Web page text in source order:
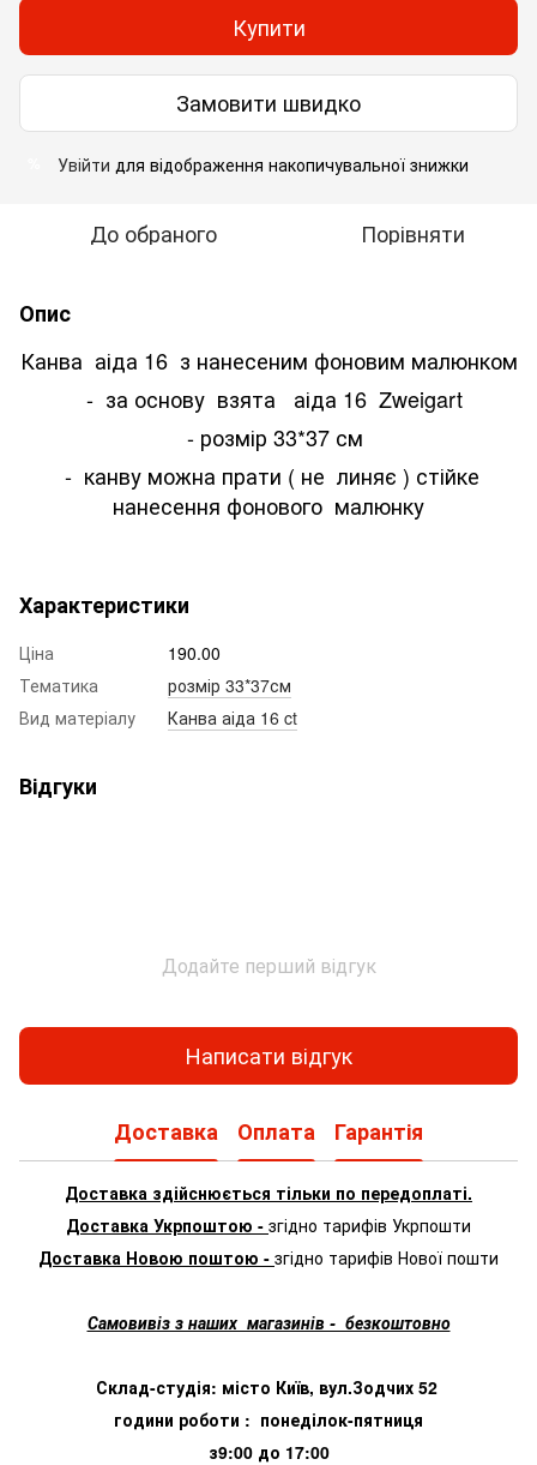
Купити
Замовити швидко
Увійти для відображення накопичувальної знижки
До обраного Порівняти
Опис
Канва аіда 16 з нанесеним фоновим малюнком
- за основу взята аіда 16 Zweigart
- розмір 33*37 см
- канву можна прати ( не линяє ) стійке
нанесення фонового малюнку
Характеристики
Ціна
190.00
Тематика
розмір 33*37см
Вид матеріалу
Канва аіда 16 ct
Відгуки
Додайте перший відгук
Написати відгук
Доставка Оплата Гарантія
Доставка здійснюється тільки по передоплаті.
Доставка Укрпоштою - згідно тарифів Укрпошти
Доставка Новою поштою - згідно тарифів Нової пошти
Самовивіз з наших магазинів - безкоштовно
Склад-студія: місто Київ, вул.Зодчих 52
години роботи : понеділок-пятниця
з9:00 до 17:00